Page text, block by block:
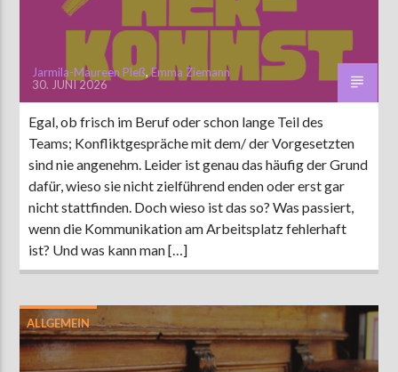
Jarmila-Maureen Pleß,Emma Ziemann
30. JUNI 2026
Egal, ob frisch im Beruf oder schon lange Teil des
Teams; Konfliktgespräche mit dem/ der Vorgesetzten
sind nie angenehm. Leider ist genau das häufig der Grund
dafür, wieso sie nicht zielführend enden oder erst gar
nicht stattfinden. Doch wieso ist das so? Was passiert,
wenn die Kommunikation am Arbeitsplatz fehlerhaft
ist? Und was kann man […]
ALLGEMEIN